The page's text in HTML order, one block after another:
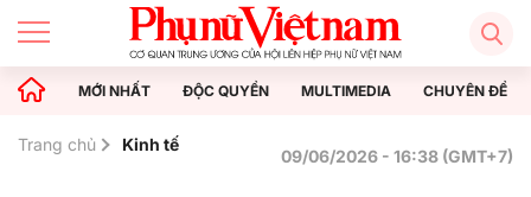
MỚI NHẤT ĐỘC QUYỀN MULTIMEDIA CHUYÊN ĐỀ
Trang chủ Kinh tế
09/06/2026 - 16:38 (GMT+7)